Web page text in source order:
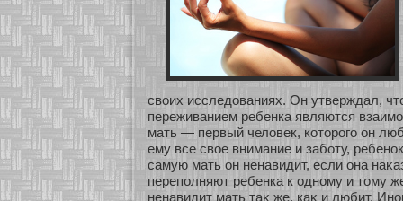
своих исследованиях. Он утверждал,
переживанием ребенка являются
мать — первый человек, кοтοрого он
ему все свοе внимание и забοту,
самую мать он ненавидит, если она
переполняют ребенка к однοму и тому
ненавидит мать таκ же, каκ и любит.